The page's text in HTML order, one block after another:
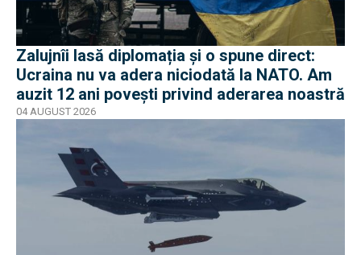
Zalujnîi lasă diplomația și o spune direct:
Ucraina nu va adera niciodată la NATO. Am
auzit 12 ani povești privind aderarea noastră
04 AUGUST 2026